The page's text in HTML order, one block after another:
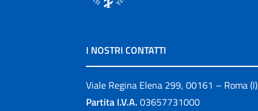
I NOSTRI CONTATTI
Viale Regina Elena 299, 00161 – Roma (I)
Partita I.V.A. 03657731000